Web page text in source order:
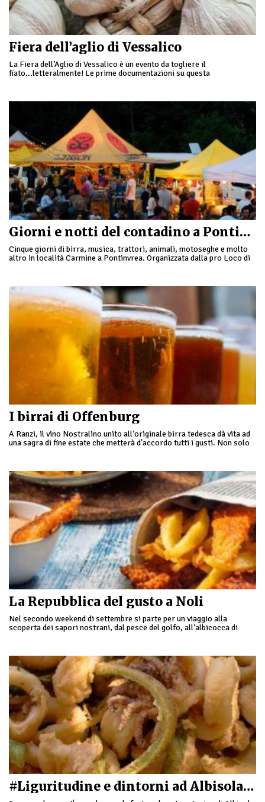
Fiera dell’aglio di Vessalico
La Fiera dell’Aglio di Vessalico è un evento da togliere il
fiato...letteralmente! Le prime documentazioni su questa
Giorni e notti del contadino a Pontinvrea
Cinque giorni di birra, musica, trattori, animali, motoseghe e molto
altro in località Carmine a Pontinvrea. Organizzata dalla pro Loco di
I birrai di Offenburg
A Ranzi, il vino Nostralino unito all’originale birra tedesca dà vita ad
una sagra di fine estate che metterà d'accordo tutti i gusti. Non solo
La Repubblica del gusto a Noli
Nel secondo weekend di settembre si parte per un viaggio alla
scoperta dei sapori nostrani, dal pesce del golfo, all’albicocca di
#Liguritudine e dintorni ad Albisola Superiore